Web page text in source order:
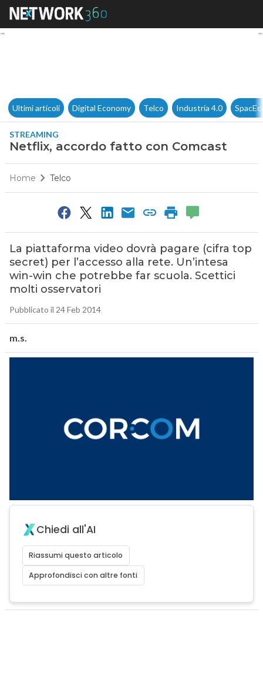
Netflix, accordo fatto con
Ultimi articoli Digital Economy Telco Industria 4.0
STREAMING
Netflix, accordo fatto con Comcast
Home Telco
La piattaforma video dovrà pagare (cifra top
secret) per l’accesso alla rete. Un’intesa
win-win che potrebbe far scuola. Scettici
molti osservatori
Pubblicato il 24 Feb 2014
m.s.
Chiedi all'AI
Riassumi questo articolo
Approfondisci con altre fonti